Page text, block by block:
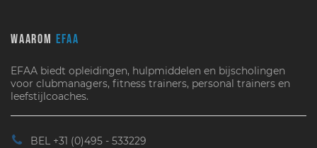
WAAROM EFAA
EFAA biedt opleidingen, hulpmiddelen en bijscholingen
voor clubmanagers, fitness trainers, personal trainers en
leefstijlcoaches.
BEL +31 (0)495 - 533229